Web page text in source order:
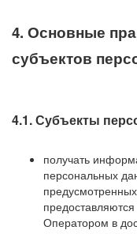
4. Основные
субъектов
4.1. Субъекты
получать
персональных
Оператором в